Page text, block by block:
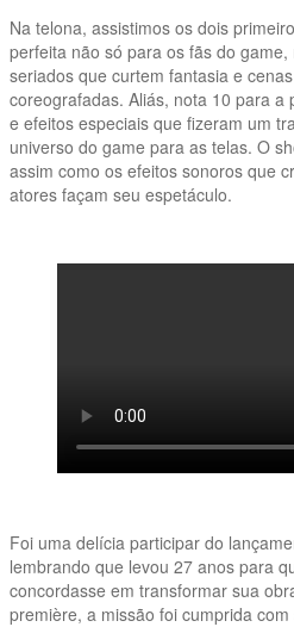
Na telona, assistimos os dois
perfeita não só para os fãs do
seriados que curtem fantasia e
coreografadas. Aliás, nota 10 para a
e efeitos especiais que fizeram um
universo do game para as telas. O
assim como os efeitos sonoros que
atores façam seu espetáculo.
Foi uma delícia participar do
lembrando que levou 27 anos para
concordasse em transformar sua
première, a missão foi cumprida com